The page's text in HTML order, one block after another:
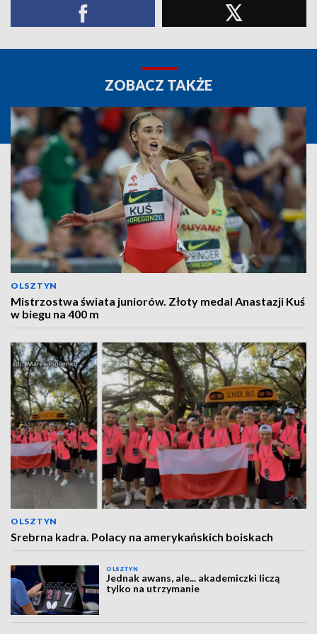
ZOBACZ TAKŻE
OLSZTYN
Mistrzostwa świata juniorów. Złoty medal Anastazji Kuś
w biegu na 400 m
OLSZTYN
Srebrna kadra. Polacy na amerykańskich boiskach
OLSZTYN
Jednak awans, ale... akademiczki liczą
tylko na utrzymanie